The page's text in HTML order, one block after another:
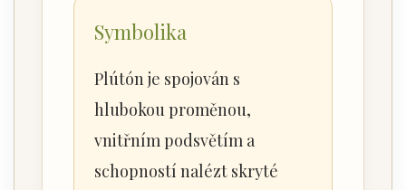
Symbolika
Plútón je spojován s
hlubokou proměnou,
vnitřním podsvětím a
schopností nalézt skryté